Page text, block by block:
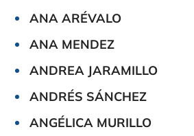
ANA ARÉVALO
ANA MENDEZ
ANDREA JARAMILLO
ANDRÉS SÁNCHEZ
ANGÉLICA MURILLO